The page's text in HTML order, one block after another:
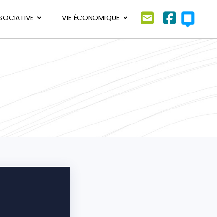
VIE ÉCONOMIQUE Envoyer un email